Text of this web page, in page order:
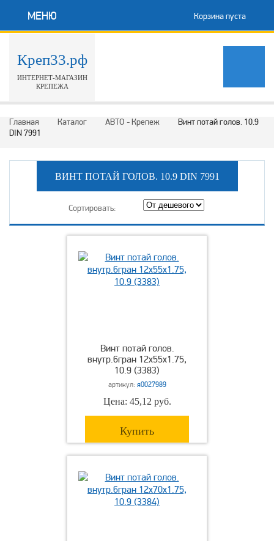
МЕНЮ Корзина пуста
Креп33.рф
ИНТЕРНЕТ-МАГАЗИН
КРЕПЕЖА
Главная Каталог АВТО - Крепеж
Винт потай голов. 10.9
DIN 7991
ВИНТ ПОТАЙ ГОЛОВ. 10.9 DIN 7991
Сортировать:
Винт потай голов.
внутр.6гран 12х55х1.75,
10.9 (3383)
артикул: я0027989
Цена: 45,12 руб.
Купить